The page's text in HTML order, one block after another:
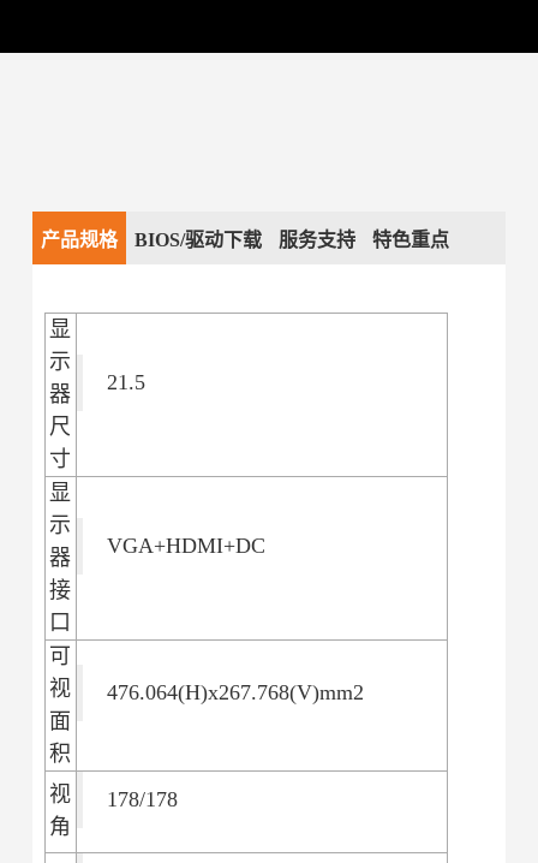
产品规格 BIOS/驱动下载 服务支持 特色重点
显
示
器
尺
寸
21.5
显
示
器
接
口
VGA+HDMI+DC
可
视
面
积
476.064(H)x267.768(V)mm2
视
角
178/178